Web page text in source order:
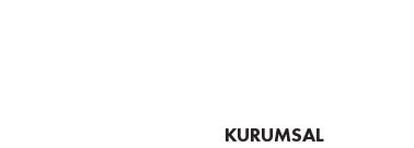
KURUMSAL